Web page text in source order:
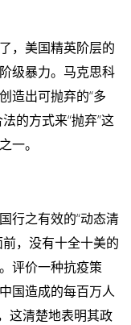
，美国精英阶层的
级暴力。马克思科
造出可抛弃的“多
的方式来“抛弃”这
一。
行之有效的“动态清
，没有十全十美的
评价一种抗疫策
国造成的每百万人
这清楚地表明其政